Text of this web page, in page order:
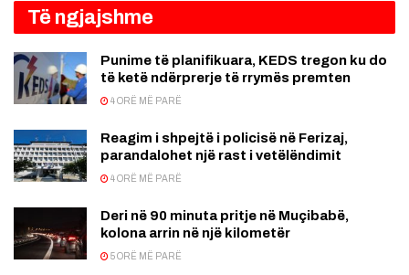
Të ngjajshme
Punime të planifikuara, KEDS tregon ku do
të ketë ndërprerje të rrymës premten
4 ORË MË PARË
Reagim i shpejtë i policisë në Ferizaj,
parandalohet një rast i vetëlëndimit
4 ORË MË PARË
Deri në 90 minuta pritje në Muçibabë,
kolona arrin në një kilometër
5 ORË MË PARË